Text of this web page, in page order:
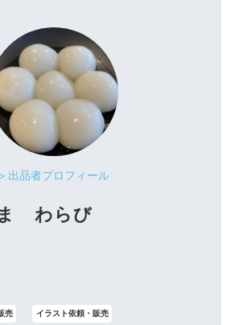
> 出品者プロフィール
わらび
売 イラスト依頼・販売